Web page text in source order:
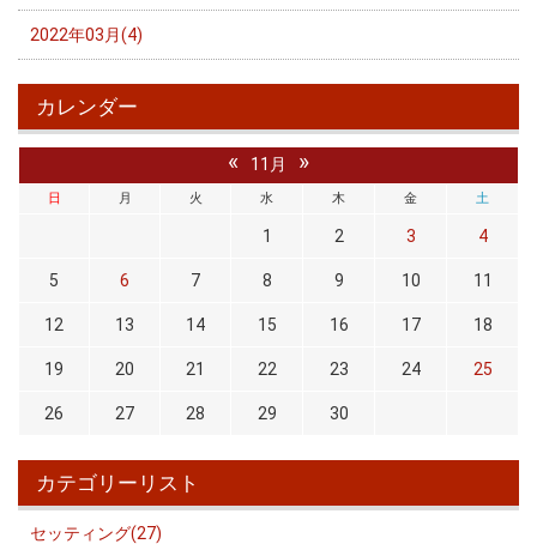
2022年03月(4)
カレンダー
« 11月 »
日 月 火 水 木 金 土
1 2 3 4
5 6 7 8 9 10 11
12 13 14 15 16 17 18
19 20 21 22 23 24 25
26 27 28 29 30
カテゴリーリスト
セッティング(27)